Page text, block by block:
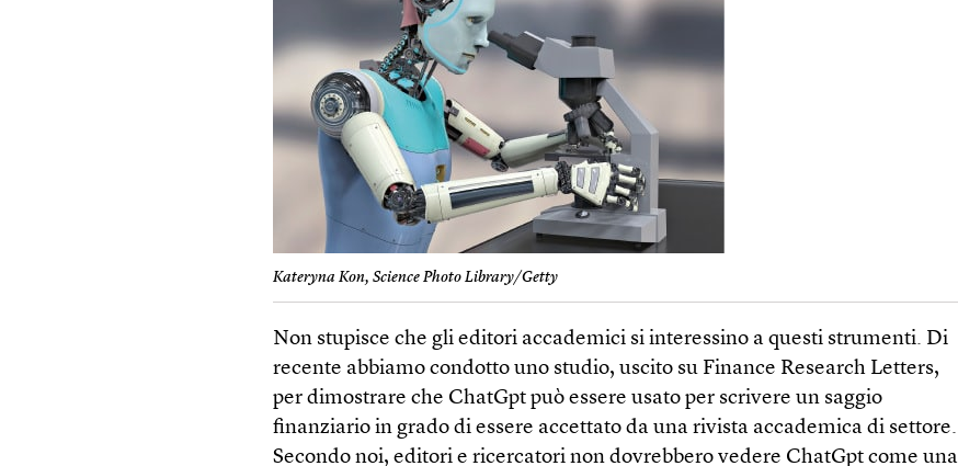
Kateryna Kon, Science Photo Library/Getty
Non stupisce che gli editori accademici si interessino a questi strumenti. Di
recente abbiamo condotto uno studio, uscito su Finance Research Letters,
per dimostrare che ChatGpt può essere usato per scrivere un saggio
finanziario in grado di essere accettato da una rivista accademica di settore.
Secondo noi, editori e ricercatori non dovrebbero vedere ChatGpt come una